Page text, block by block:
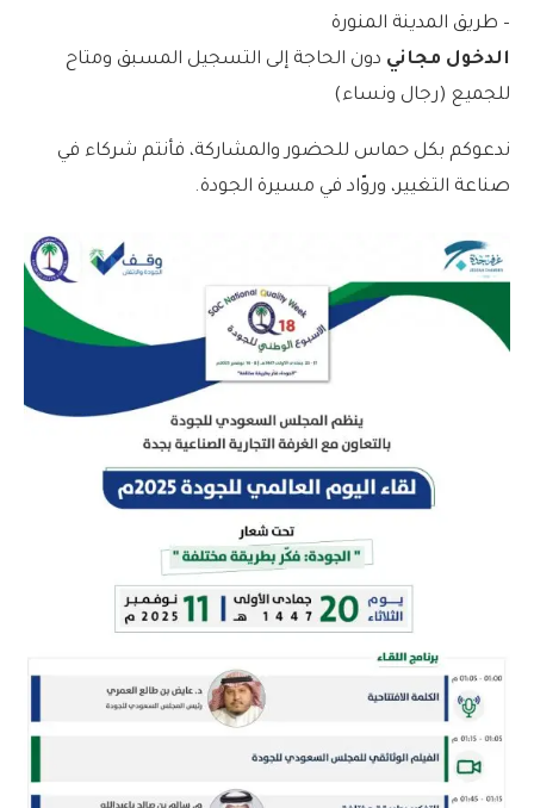
– طريق المدينة المنورة
الدخول مجاني دون الحاجة إلى التسجيل المسبق ومتاح
للجميع (رجال ونساء)
ندعوكم بكل حماس للحضور والمشاركة، فأنتم شركاء في
صناعة التغيير، وروّاد في مسيرة الجودة.